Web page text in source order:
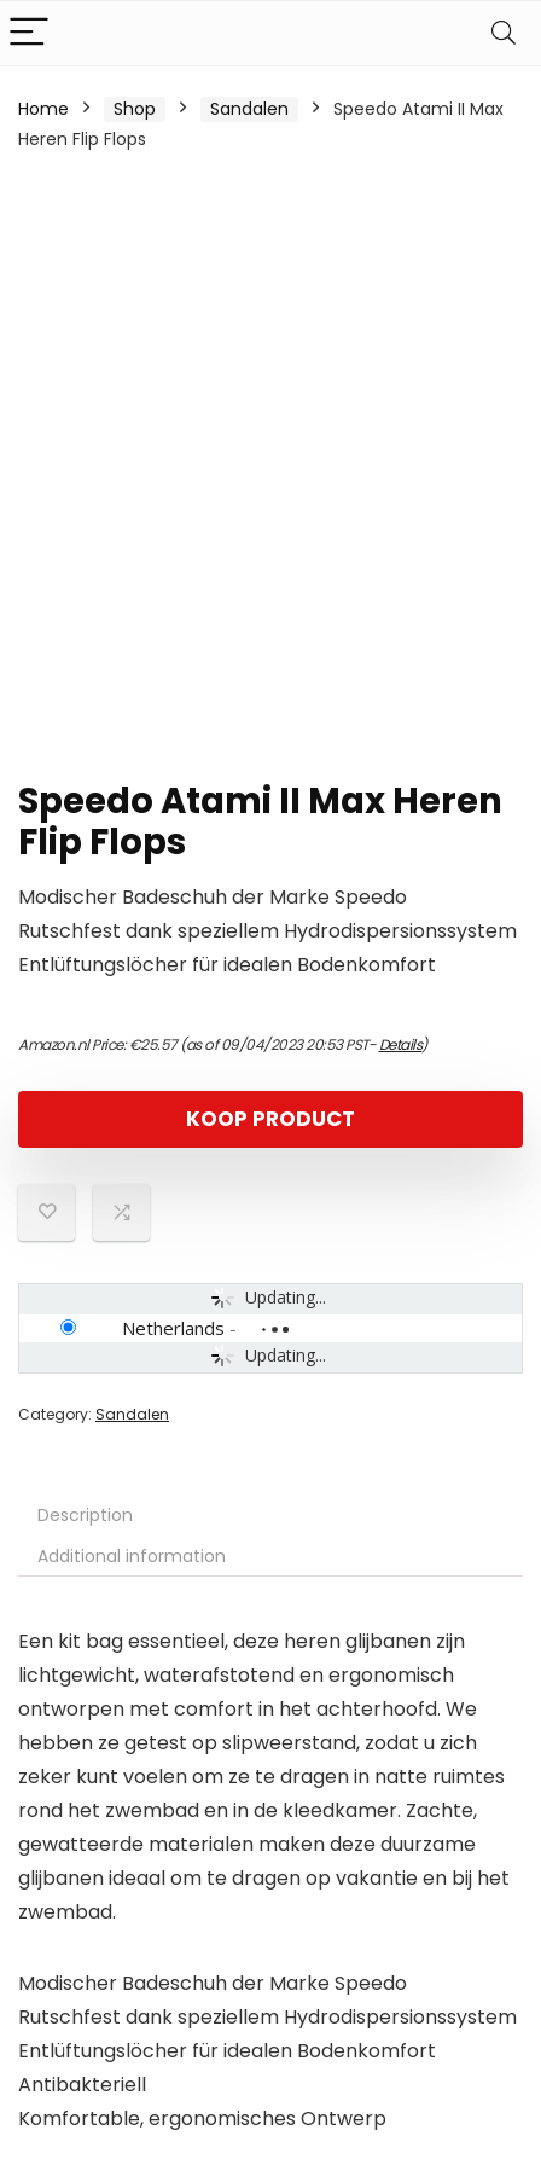
Home Shop Sandalen
Speedo Atami II Max
Heren Flip Flops
Speedo Atami II Max Heren
Flip Flops
Modischer Badeschuh der Marke Speedo
Rutschfest dank speziellem Hydrodispersionssystem
Entlüftungslöcher für idealen Bodenkomfort
Amazon.nl Price:€25.57(as of 09/04/2023 20:53 PST-Details)
KOOP PRODUCT
Updating...
Updating...
Netherlands -
Category: Sandalen
Description
Additional information
Een kit bag essentieel, deze heren glijbanen zijn
lichtgewicht, waterafstotend en ergonomisch
ontworpen met comfort in het achterhoofd. We
hebben ze getest op slipweerstand, zodat u zich
zeker kunt voelen om ze te dragen in natte ruimtes
rond het zwembad en in de kleedkamer. Zachte,
gewatteerde materialen maken deze duurzame
glijbanen ideaal om te dragen op vakantie en bij het
zwembad.
Modischer Badeschuh der Marke Speedo
Rutschfest dank speziellem Hydrodispersionssystem
Entlüftungslöcher für idealen Bodenkomfort
Antibakteriell
Komfortable, ergonomisches Ontwerp